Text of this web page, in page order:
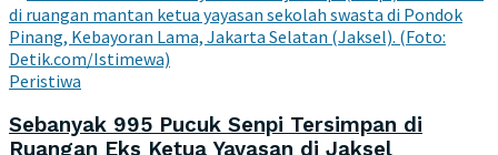
Peristiwa
Sebanyak 995 Pucuk Senpi Tersimpan di
Ruangan Eks Ketua Yayasan di Jaksel